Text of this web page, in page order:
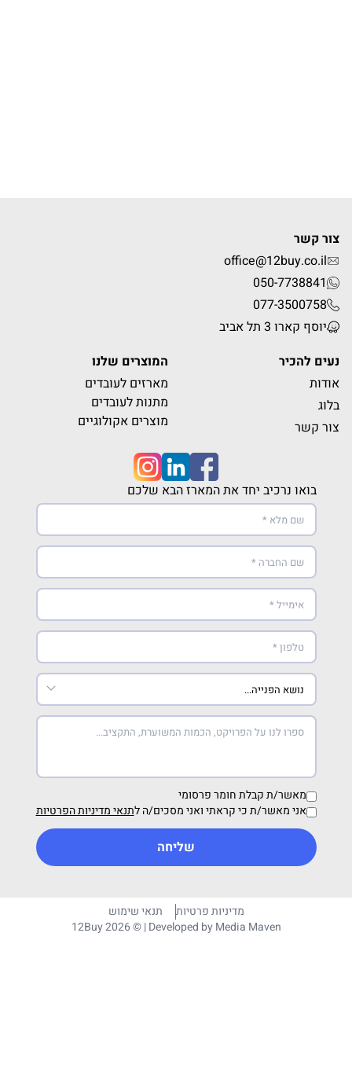
צור קשר
office@12buy.co.il
050-7738841
077-3500758
יוסף קארו 3 תל אביב
נעים להכיר
אודות
בלוג
צור קשר
המוצרים שלנו
מארזים לעובדים
מתנות לעובדים
מוצרים אקולוגיים
בואו נרכיב יחד את המארז הבא שלכם
מאשר/ת קבלת חומר פרסומי
אני מאשר/ת כי קראתי ואני מסכים/ה לתנאי מדיניות הפרטיות
שליחה
מדיניות פרטיות
תנאי שימוש
12Buy 2026 © | Developed byMedia Maven